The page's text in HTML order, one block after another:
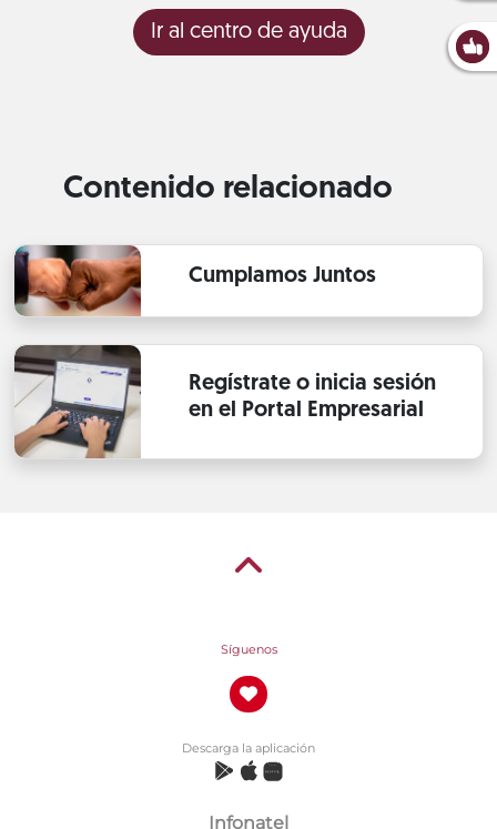
Ir al centro de ayuda
Contenido relacionado
Cumplamos Juntos
Regístrate o inicia sesión
en el Portal Empresarial
Síguenos
Descarga la aplicación
Infonatel